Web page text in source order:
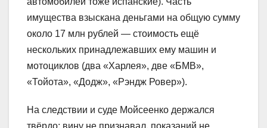
имущества взыскана деньгами на общую сумму
около 17 млн рублей — стоимость ещё
нескольких принадлежавших ему машин и
мотоциклов (два «Харлея», две «БМВ»,
«Тойота», «Додж», «Рэндж Ровер»).
На следствии и суде Мойсеенко держался